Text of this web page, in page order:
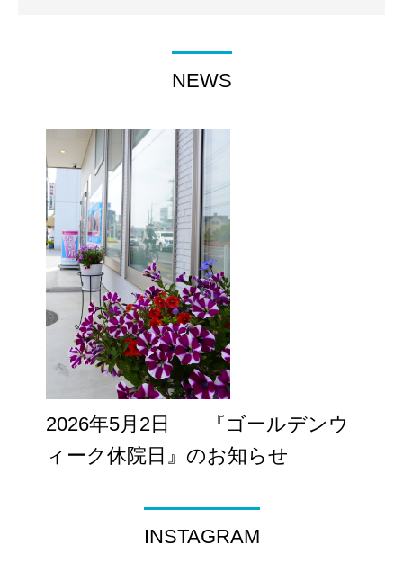
NEWS
2026年5月2日
『ゴールデンウ
ィーク休院日』のお知らせ
INSTAGRAM